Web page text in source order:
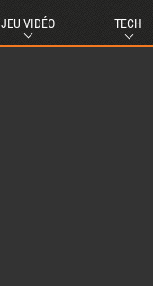
JEU VIDÉO TECH